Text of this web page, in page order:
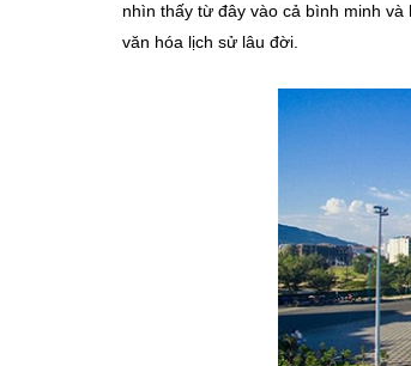
nhìn thấy từ đây vào cả bình minh
văn hóa lịch sử lâu đời.